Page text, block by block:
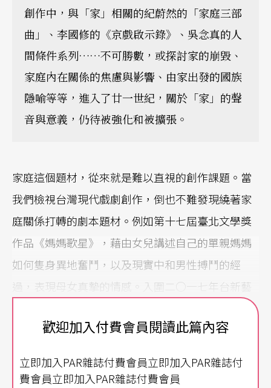
創作中，與「家」相關的紀蔚然的「家庭三部
曲」、李國修的《京戲啟示錄》、吳念真的人
間條件系列……不可勝數，或探討家的崩毀、
家庭內在關係的焦慮與影響、由家出發的國族
隱喻等等，進入了廿一世紀，關於「家」的聲
音與意義，仍待被強化和被擴張。
家庭這個題材，從來就是難以直視的創作課題。當
我們檢視台灣現代戲劇創作，倒也不難發現繞著家
庭關係打轉的劇本題材。例如第十七屆臺北文學獎
作品《媽媽歌星》，藉由女兒講述自己的單親媽媽
如何隻身異地奮鬥，以及現實中和男性搏鬥的經
過，表現母女真摯的情感。入圍二○一七年台新藝
術獎的《死死免了米》，則是將常見的家庭長照議
題轉化為一對姊妹與外婆彼此禁錮的關係，而彼此
椅子劇團合作的《全國最多賓士車的小鎮住著三姐
歡迎加入付費會員閱讀此篇內容
立即加入PAR雜誌付費會員立即加入PAR雜誌付
費會員立即加入PAR雜誌付費會員